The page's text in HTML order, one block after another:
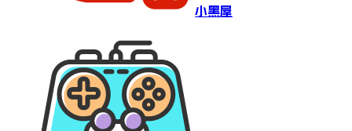
小黑屋